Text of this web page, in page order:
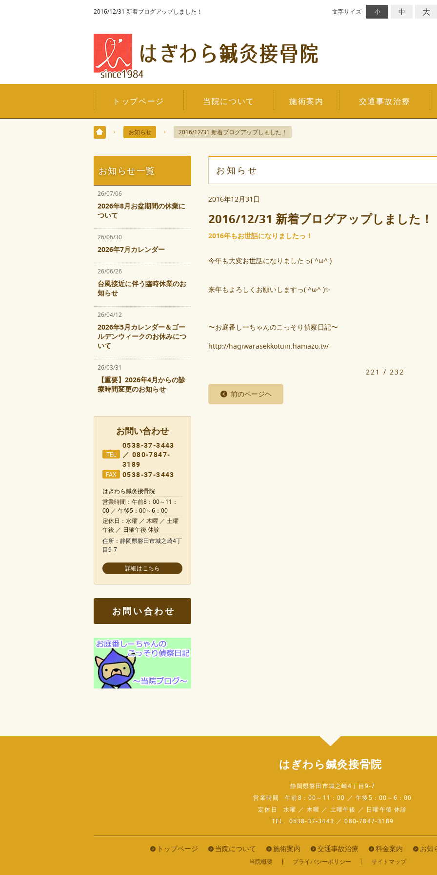
2016/12/31 新着ブログアップしました！ 文字サイズ 小 中 大
トップページ 当院について 施術案内 交通事故治療
お知らせ 2016/12/31 新着ブログアップしました！
お知らせ
2016年12月31日
2016/12/31 新着ブログアップしました！
2016年もお世話になりましたっ！
今年も大変お世話になりましたっ( ^ω^ )
来年もよろしくお願いしますっ( ^ω^ )✨
〜お庭番しーちゃんのこっそり偵察日記〜
http://hagiwarasekkotuin.hamazo.tv/
221 / 232
前のページヘ
お知らせ一覧
26/07/06
2026年8月お盆期間の休業に
ついて
26/06/30
2026年7月カレンダー
26/06/26
台風接近に伴う臨時休業のお
知らせ
26/04/12
2026年5月カレンダー＆ゴー
ルデンウィークのお休みにつ
いて
26/03/31
【重要】2026年4月からの診
療時間変更のお知らせ
お問い合わせ
TEL
0538-37-3443
／ 080-7847-
3189
FAX 0538-37-3443
はぎわら鍼灸接骨院
営業時間：午前8：00～11：
00 ／ 午後5：00～6：00
定休日：水曜 ／ 木曜 ／ 土曜
午後 ／ 日曜午後 休診
住所：静岡県磐田市城之崎4丁
目9-7
お問い合わせ
はぎわら鍼灸接骨院
静岡県磐田市城之崎4丁目9-7
営業時間
午前8：00～11：00 ／ 午後5：00～6：00
定休日
水曜 ／ 木曜 ／ 土曜午後 ／ 日曜午後 休診
TEL
0538-37-3443 ／ 080-7847-3189
トップページ 当院について 施術案内 交通事故治療 料金案内 お知
当院概要 プライバシーポリシー サイトマップ